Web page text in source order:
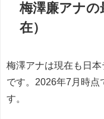
梅澤廉アナの
在）
梅澤アナは現在も日
です。2026年7月時点
す。